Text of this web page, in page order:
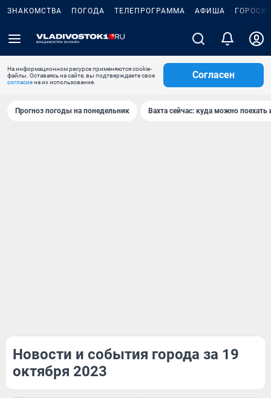
ЗНАКОМСТВА ПОГОДА ТЕЛЕПРОГРАММА АФИША
На информационном ресурсе применяются cookie-
файлы. Оставаясь на сайте, вы подтверждаете свое
согласиена их использование.
Согласен
Прогноз погоды на понедельник Вахта сейчас: куда можно поехать
Новости и события города за 19
октября 2023